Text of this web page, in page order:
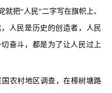
就把“人民”二字写在旗帜上、
人民是历史的创造者，人民
奋斗，都是为了让人民过上
农村地区调查，在樟树塘路